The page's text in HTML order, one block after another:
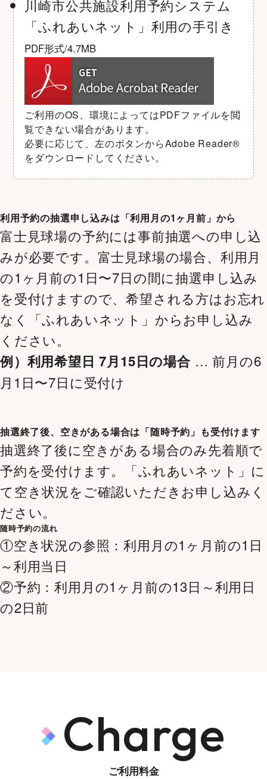
川崎市公共施設利用予約システム
「ふれあいネット」利用の手引き
PDF形式/4.7MB
ご利用のOS、環境によってはPDFファイルを閲
覧できない場合があります。
必要に応じて、左のボタンからAdobe Reader®
をダウンロードしてください。
利用予約の抽選申し込みは「利用月の1ヶ月前」から
富士見球場の予約には事前抽選への申し込
みが必要です。富士見球場の場合、利用月
の1ヶ月前の1日〜7日の間に抽選申し込み
を受付けますので、希望される方はお忘れ
なく「ふれあいネット」からお申し込み
ください。
例）利用希望日 7月15日の場合… 前月の6
月1日〜7日に受付け
抽選終了後、空きがある場合は「随時予約」も受付けます
抽選終了後に空きがある場合のみ先着順で
予約を受付けます。「ふれあいネット」に
て空き状況をご確認いただきお申し込みく
ださい。
随時予約の流れ
①空き状況の参照：利用月の1ヶ月前の1日
～利用当日
②予約：利用月の1ヶ月前の13日～利用日
の2日前
Charge
ご利用料金